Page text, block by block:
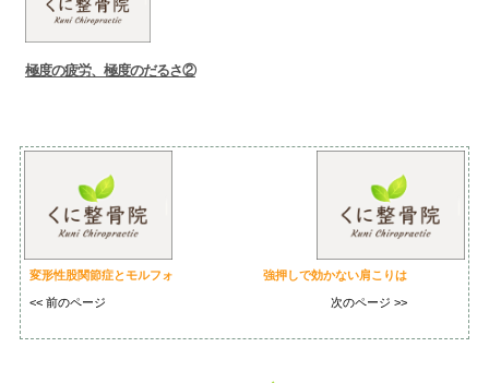
極度の疲労、極度のだるさ②
変形性股関節症とモルフォ
<< 前のページ
強押しで効かない肩こりは
次のページ >>